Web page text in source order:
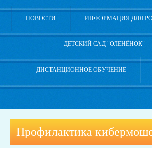
Профилактика
НОВОСТИ ИНФОРМАЦИЯ ДЛЯ
ДЕТСКИЙ САД "ОЛЕНЁНОК"
ДИСТАНЦИОННОЕ ОБУЧЕНИЕ